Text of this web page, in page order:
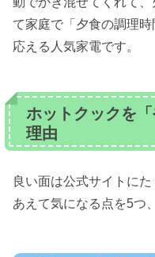
て家庭で「夕食の調理
応える人気家電です。
ホットクックを
理由
良い面は公式サイトに
あえて気になる点を5つ